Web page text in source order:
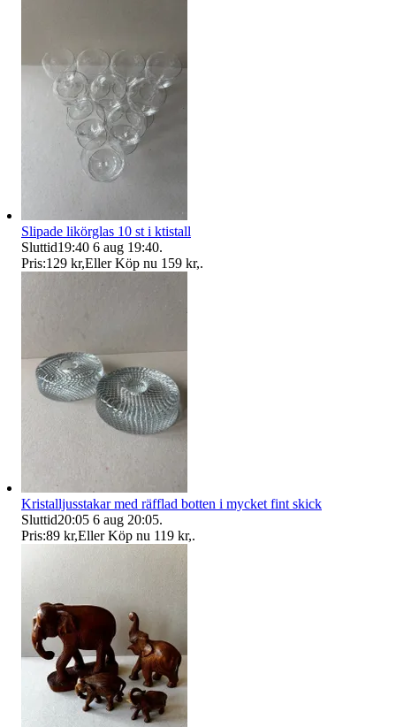
Slipade likörglas 10 st i ktistall
Sluttid19:40 6 aug 19:40.
Pris:129 kr,Eller Köp nu 159 kr,.
Kristalljusstakar med räfflad botten i mycket fint skick
Sluttid20:05 6 aug 20:05.
Pris:89 kr,Eller Köp nu 119 kr,.